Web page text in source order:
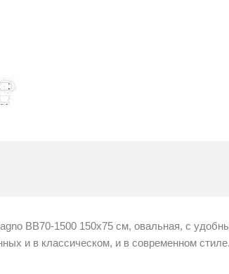
BB70-1500 150x75 см, овальная, с
и в классическом, и в современном